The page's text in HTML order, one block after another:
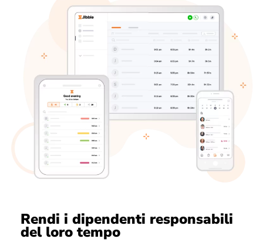
Rendi i dipendenti responsabili
del loro tempo